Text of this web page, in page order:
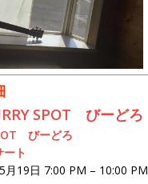
SPOT びーどろ
びーどろ
ート
月19日 7:00 PM – 10:00 PM